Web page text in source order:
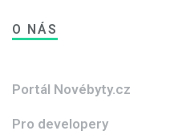
O NÁS
Portál Novébyty.cz
Pro developery